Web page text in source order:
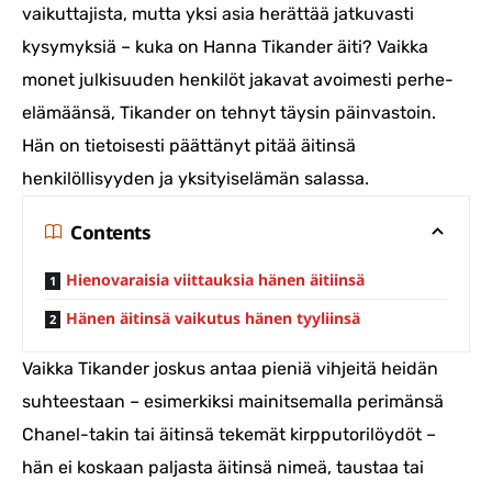
vaikuttajista, mutta yksi asia herättää jatkuvasti
kysymyksiä – kuka on Hanna Tikander äiti? Vaikka
monet julkisuuden henkilöt jakavat avoimesti perhe-
elämäänsä, Tikander on tehnyt täysin päinvastoin.
Hän on tietoisesti päättänyt pitää äitinsä
henkilöllisyyden ja yksityiselämän salassa.
Contents
Hienovaraisia viittauksia hänen äitiinsä
Hänen äitinsä vaikutus hänen tyyliinsä
Vaikka Tikander joskus antaa pieniä vihjeitä heidän
suhteestaan – esimerkiksi mainitsemalla perimänsä
Chanel-takin tai äitinsä tekemät kirpputorilöydöt –
hän ei koskaan paljasta äitinsä nimeä, taustaa tai